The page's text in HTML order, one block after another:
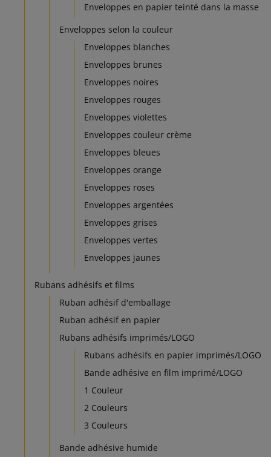
Enveloppes en papier teinté dans la masse
Enveloppes selon la couleur
Enveloppes blanches
Enveloppes brunes
Enveloppes noires
Enveloppes rouges
Enveloppes violettes
Enveloppes couleur crème
Enveloppes bleues
Enveloppes orange
Enveloppes roses
Enveloppes argentées
Enveloppes grises
Enveloppes vertes
Enveloppes jaunes
Rubans adhésifs et films
Ruban adhésif d'emballage
Ruban adhésif en papier
Rubans adhésifs imprimés/LOGO
Rubans adhésifs en papier imprimés/LOGO
Bande adhésive en film imprimé/LOGO
1 Couleur
2 Couleurs
3 Couleurs
Bande adhésive humide